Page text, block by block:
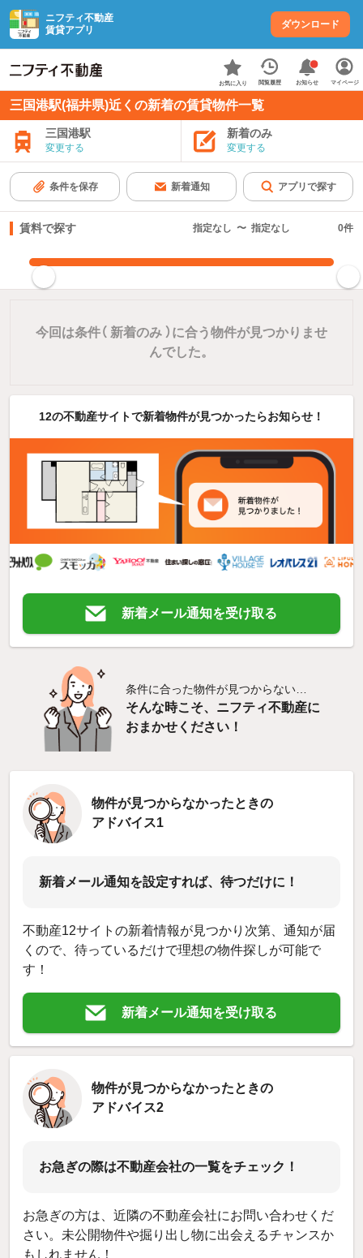
ニフティ不動産
賃貸アプリ
ダウンロード
お気に入り 閲覧履歴 お知らせ マイページ
三国港駅(福井県)近くの新着の賃貸物件一覧
三国港駅
変更する
新着のみ
変更する
条件を保存 新着通知 アプリで探す
賃料で探す 指定なし 〜 指定なし 0件
今回は条件（ 新着のみ ）に合う物件が見つかりませ
んでした。
12の不動産サイトで新着物件が見つかったらお知らせ！
新着メール通知を受け取る
条件に合った物件が見つからない…
そんな時こそ、ニフティ不動産に
おまかせください！
物件が見つからなかったときの
アドバイス1
新着メール通知を設定すれば、待つだけに！
不動産12サイトの新着情報が見つかり次第、通知が届
くので、待っているだけで理想の物件探しが可能で
す！
新着メール通知を受け取る
物件が見つからなかったときの
アドバイス2
お急ぎの際は不動産会社の一覧をチェック！
お急ぎの方は、近隣の不動産会社にお問い合わせくだ
さい。未公開物件や掘り出し物に出会えるチャンスか
もしれません！